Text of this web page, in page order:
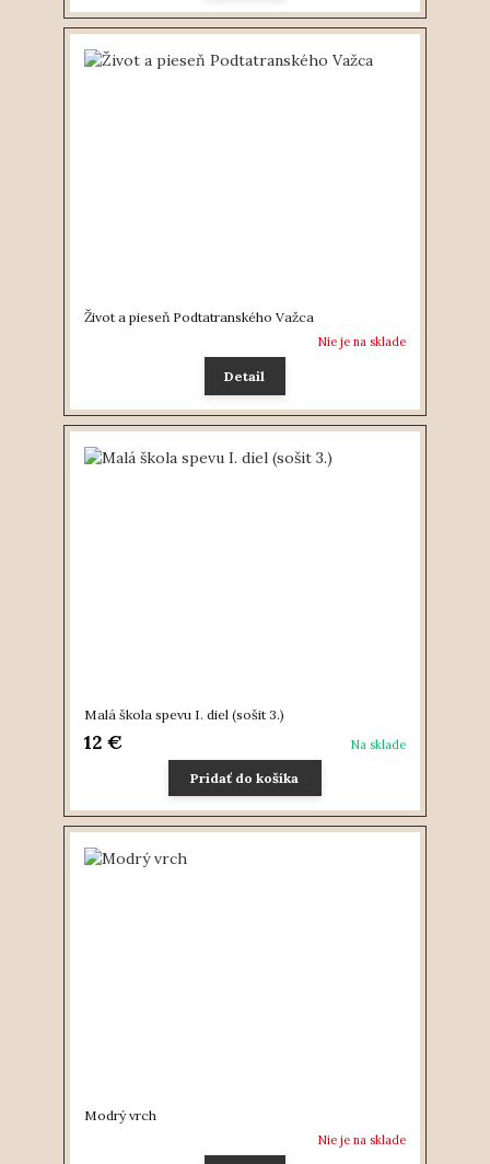
Život a pieseň Podtatranského Važca
Nie je na sklade
Detail
Malá škola spevu I. diel (sošit 3.)
12 € Na sklade
Pridať do košíka
Modrý vrch
Nie je na sklade